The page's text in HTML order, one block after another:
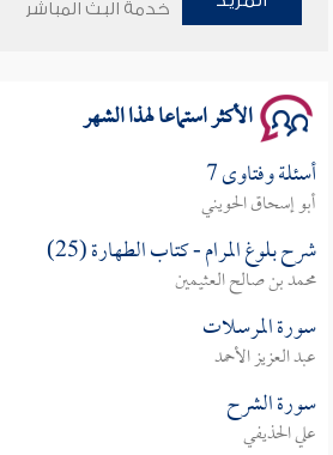
خدمة البث المباشر
الأكثر استماعا لهذا الشهر
أسئلة وفتاوى 7
أبو إسحاق الحويني
شرح بلوغ المرام - كتاب الطهارة (25)
محمد بن صالح العثيمين
سورة المرسلات
عبد العزيز الأحمد
سورة الشرح
علي الحذيفي